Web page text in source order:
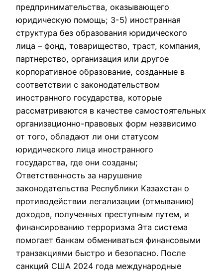
предпринимательства, оказывающего
юридическую помощь; 3-5) иностранная
структура без образования юридического
лица – фонд, товарищество, траст, компания,
партнерство, организация или другое
корпоративное образование, созданные в
соответствии с законодательством
иностранного государства, которые
рассматриваются в качестве самостоятельных
организационно-правовых форм независимо
от того, обладают ли они статусом
юридического лица иностранного
государства, где они созданы;
Ответственность за нарушение
законодательства Республики Казахстан о
противодействии легализации (отмыванию)
доходов, полученных преступным путем, и
финансированию терроризма Эта система
помогает банкам обмениваться финансовыми
транзакциями быстро и безопасно. После
санкций США 2024 года международные